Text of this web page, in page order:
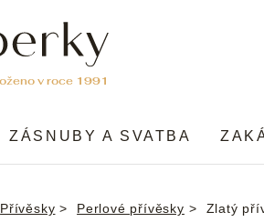
ZÁSNUBY A SVATBA
Přívěsky Perlové přívěsky Zlatý